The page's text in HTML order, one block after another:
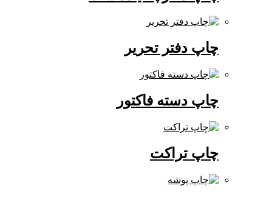
چاپ دفتر تحریر
چاپ دسته فاکتور
چاپ تراکت